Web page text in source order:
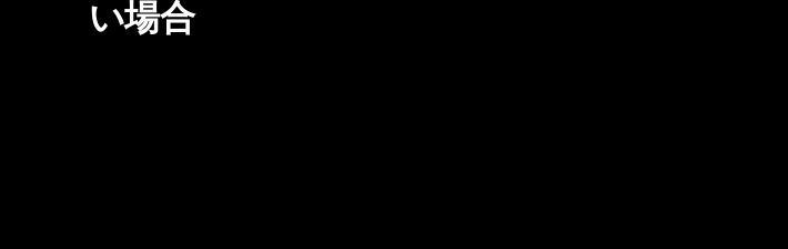
い場合